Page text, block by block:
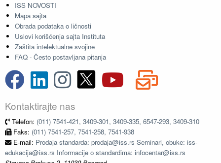
ISS NOVOSTI
Mapa sajta
Obrada podataka o ličnosti
Uslovi korišćenja sajta Instituta
Zaštita intelektualne svojine
FAQ - Često postavljana pitanja
Kontaktirajte nas
Telefon: (011) 7541-421, 3409-301, 3409-335, 6547-293, 3409-310
Faks: (011) 7541-257, 7541-258, 7541-938
E-mail: Prodaja standarda: prodaja@iss.rs Seminari, obuke: iss-
edukacija@iss.rs Informacije o standardima: infocentar@iss.rs